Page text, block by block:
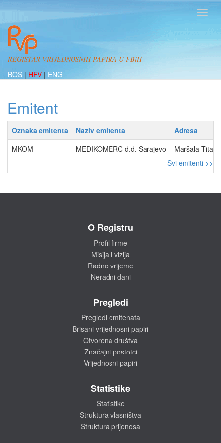
REGISTAR VRIJEDNOSNIH PAPIRA U FBiH
BOS | HRV | ENG
Emitent
Oznaka emitenta Naziv emitenta
Adresa
MKOM
MEDIKOMERC d.d. Sarajevo
Maršala Tita
Svi emitenti >>
O Registru
Profil firme
Misija i vizija
Radno vrijeme
Neradni dani
Pregledi
Pregledi emitenata
Brisani vrijednosni papiri
Otvorena društva
Značajni postotci
Vrijednosni papiri
Statistike
Statistike
Struktura vlasništva
Struktura prijenosa